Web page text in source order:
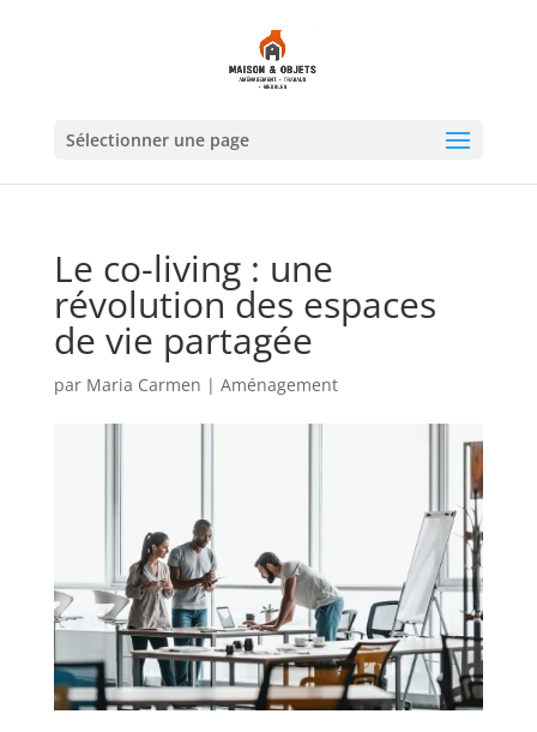
Sélectionner une page
Le co-living : une
révolution des espaces
de vie partagée
par Maria Carmen | Aménagement